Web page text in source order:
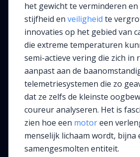
het gewicht te verminderen
stijfheid en veiligheid te
innovaties op het gebied van
die extreme temperaturen
semi-actieve vering die zich in
aanpast aan de
telemetriesystemen die zo
dat ze zelfs de kleinste
coureur analyseren. Het is
zien hoe een motoreen
menselijk lichaam wordt, bijna
samengesmolten entiteit.